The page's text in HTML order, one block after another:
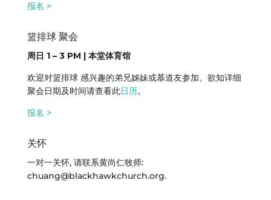
报名 >
篮排球 聚会
周日 1 – 3 PM | 本堂体育馆
欢迎对篮排球 感兴趣的弟兄姊妹或慕道友参加。欲知详细
聚会日期及时间请查看此日历。
报名 >
关怀
一对一关怀, 请联系黄尚仁牧师:
chuang@blackhawkchurch.org.